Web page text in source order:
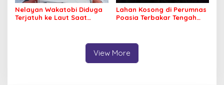
Nelayan Wakatobi Diduga
Terjatuh ke Laut Saat
Lahan Kosong di Perumnas
Poasia Terbakar Tengah
View More